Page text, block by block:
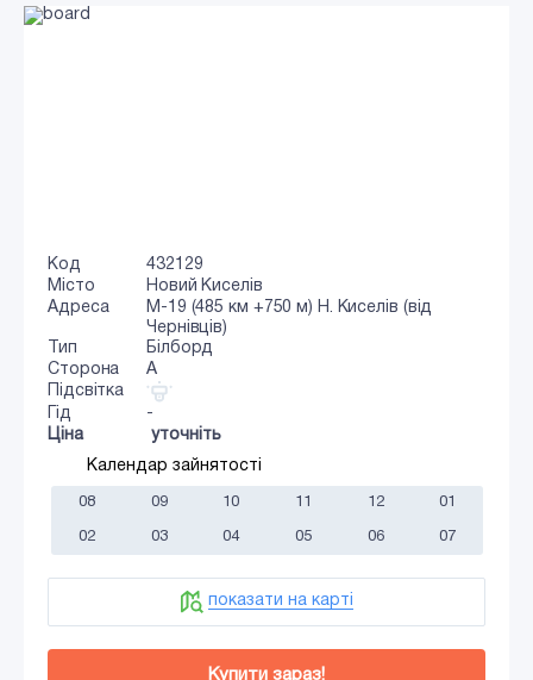
Код
432129
Місто
Новий Киселів
Адреса
М-19 (485 км +750 м) Н. Киселів (від
Чернівців)
Тип
Білборд
Сторона
A
Підсвітка
Гід
-
Ціна
уточніть
Календар зайнятості
08 09 10 11 12 01
02 03 04 05 06 07
показати на карті
Купити зараз!